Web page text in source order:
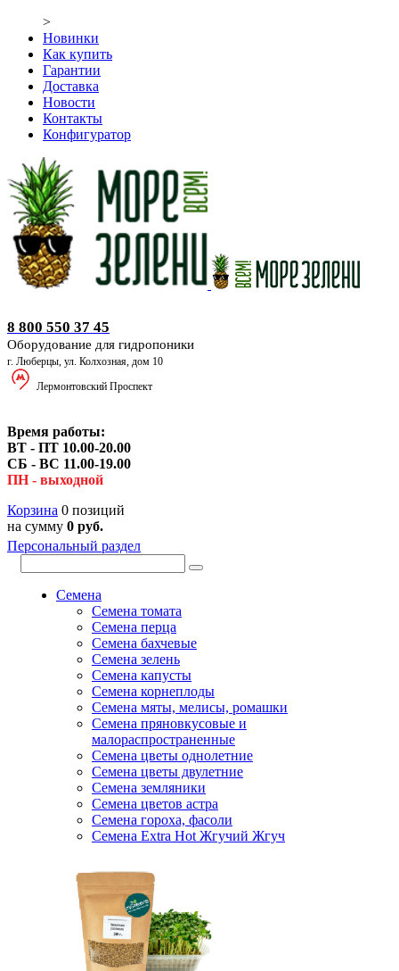
>
Новинки
Как купить
Гарантии
Доставка
Новости
Контакты
Конфигуратор
8 800 550 37 45
Оборудование для гидропоники
г. Люберцы, ул. Колхозная, дом 10
Лермонтовский Проспект
Время работы:
ВТ - ПТ 10.00-20.00
СБ - ВС 11.00-19.00
ПН - выходной
Корзина 0 позиций
на сумму 0 руб.
Персональный раздел
Семена
Семена томата
Семена перца
Семена бахчевые
Семена зелень
Семена капусты
Семена корнеплоды
Семена мяты, мелисы, ромашки
Семена пряновкусовые и
малораспространенные
Семена цветы однолетние
Семена цветы двулетние
Семена земляники
Семена цветов астра
Семена гороха, фасоли
Семена Extra Hot Жгучий Жгуч